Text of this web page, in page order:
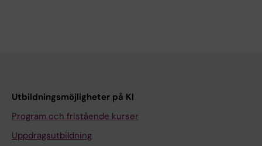
Utbildningsmöjligheter på KI
Program och fristående kurser
Uppdragsutbildning